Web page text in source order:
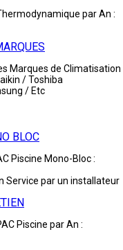
par An :
Marques de Climatisation
/ Toshiba
/ Etc
BLOC
Piscine Mono-Bloc :
Service par un installateur
Piscine par An :